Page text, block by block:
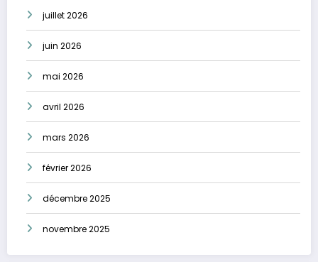
juillet 2026
juin 2026
mai 2026
avril 2026
mars 2026
février 2026
décembre 2025
novembre 2025